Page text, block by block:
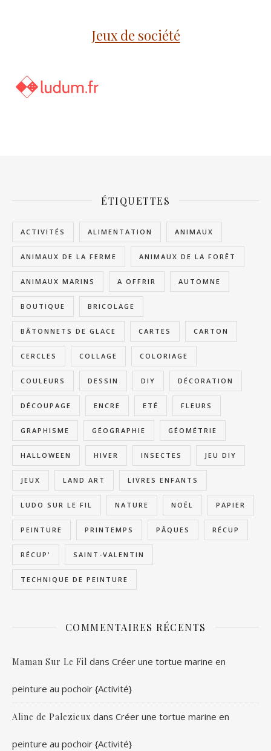
Jeux de société
ÉTIQUETTES
ACTIVITÉS ALIMENTATION ANIMAUX
ANIMAUX DE LA FERME ANIMAUX DE LA FORÊT
ANIMAUX MARINS A OFFRIR AUTOMNE
BOUTIQUE BRICOLAGE
BÂTONNETS DE GLACE CARTES CARTON
CERCLES COLLAGE COLORIAGE
COULEURS DESSIN DIY DÉCORATION
DÉCOUPAGE ENCRE ETÉ FLEURS
GRAPHISME GÉOGRAPHIE GÉOMÉTRIE
HALLOWEEN HIVER INSECTES JEU DIY
JEUX LAND ART LIVRES ENFANTS
LUDO SUR LE FIL NATURE NOËL PAPIER
PEINTURE PRINTEMPS PÂQUES RÉCUP
RÉCUP' SAINT-VALENTIN
TECHNIQUE DE PEINTURE
COMMENTAIRES RÉCENTS
Maman Sur Le Fil dans Créer une tortue marine en
peinture au pochoir {Activité}
Aline de Palezieux dans Créer une tortue marine en
peinture au pochoir {Activité}